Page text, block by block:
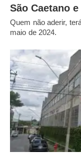
São Caetano
Quem não aderir,
maio de 2024.